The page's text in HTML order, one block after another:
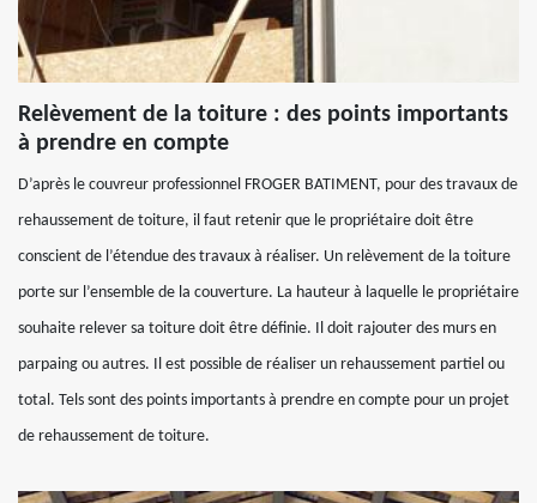
Relèvement de la toiture : des points importants
à prendre en compte
D’après le couvreur professionnel FROGER BATIMENT, pour des travaux de
rehaussement de toiture, il faut retenir que le propriétaire doit être
conscient de l’étendue des travaux à réaliser. Un relèvement de la toiture
porte sur l’ensemble de la couverture. La hauteur à laquelle le propriétaire
souhaite relever sa toiture doit être définie. Il doit rajouter des murs en
parpaing ou autres. Il est possible de réaliser un rehaussement partiel ou
total. Tels sont des points importants à prendre en compte pour un projet
de rehaussement de toiture.